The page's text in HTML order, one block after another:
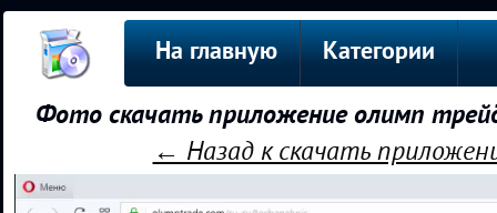
На главную Категории
Фото скачать приложение олимп
← Назад к скачать